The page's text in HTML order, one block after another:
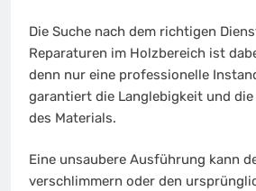
Die Suche nach dem richtigen
Reparaturen im Holzbereich ist
denn nur eine professionelle
garantiert die Langlebigkeit und
des Materials.
Eine unsaubere Ausführung kann
verschlimmern oder den